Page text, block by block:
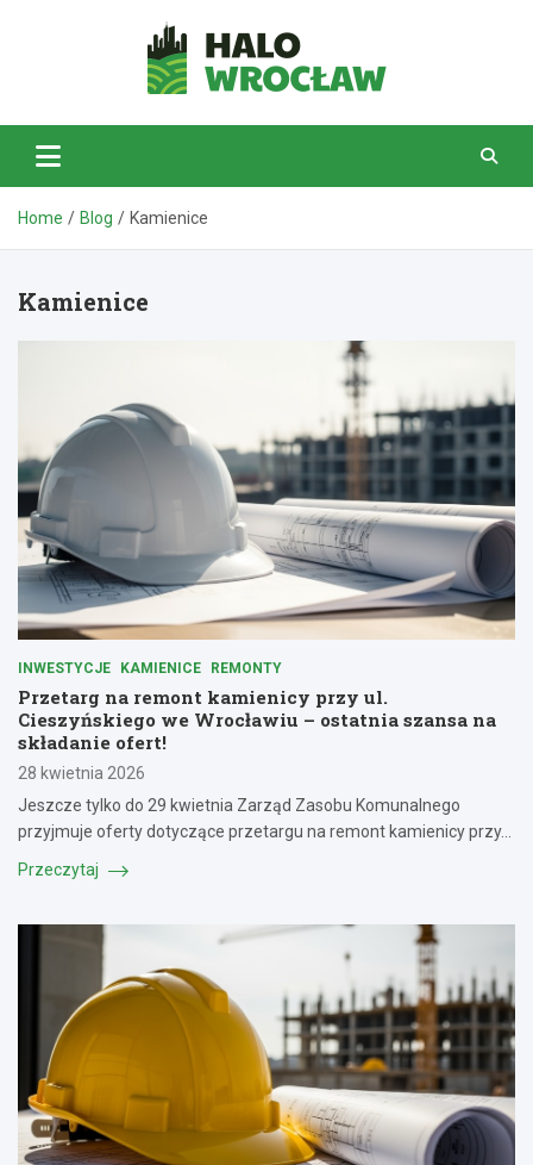
HaloWrocław.pl
Home Blog Kamienice
Kamienice
INWESTYCJE KAMIENICE REMONTY
Przetarg na remont kamienicy przy ul.
Cieszyńskiego we Wrocławiu – ostatnia szansa na
składanie ofert!
28 kwietnia 2026
Jeszcze tylko do 29 kwietnia Zarząd Zasobu Komunalnego
przyjmuje oferty dotyczące przetargu na remont kamienicy przy…
Przeczytaj